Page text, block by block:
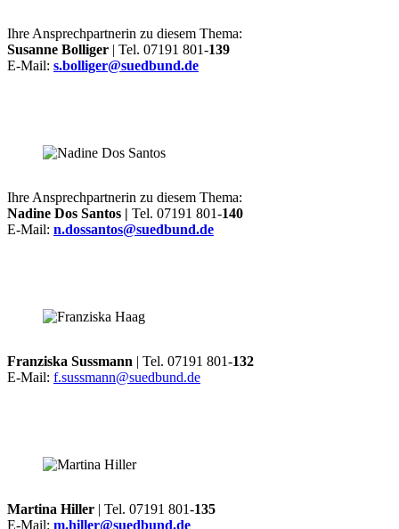
Ihre Ansprechpartnerin zu diesem Thema:
Susanne Bolliger | Tel. 07191 801-139
E-Mail: s.bolliger@suedbund.de
Ihre Ansprechpartnerin zu diesem Thema:
Nadine Dos Santos | Tel. 07191 801-140
E-Mail: n.dossantos@suedbund.de
Franziska Sussmann | Tel. 07191 801-132
E-Mail: f.sussmann@suedbund.de
Martina Hiller | Tel. 07191 801-135
E-Mail: m.hiller@suedbund.de